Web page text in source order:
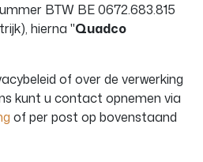
BTW BE 0672.683.815
hierna "Quadco
of over de verwerking
kunt u contact opnemen via
of per post op bovenstaand